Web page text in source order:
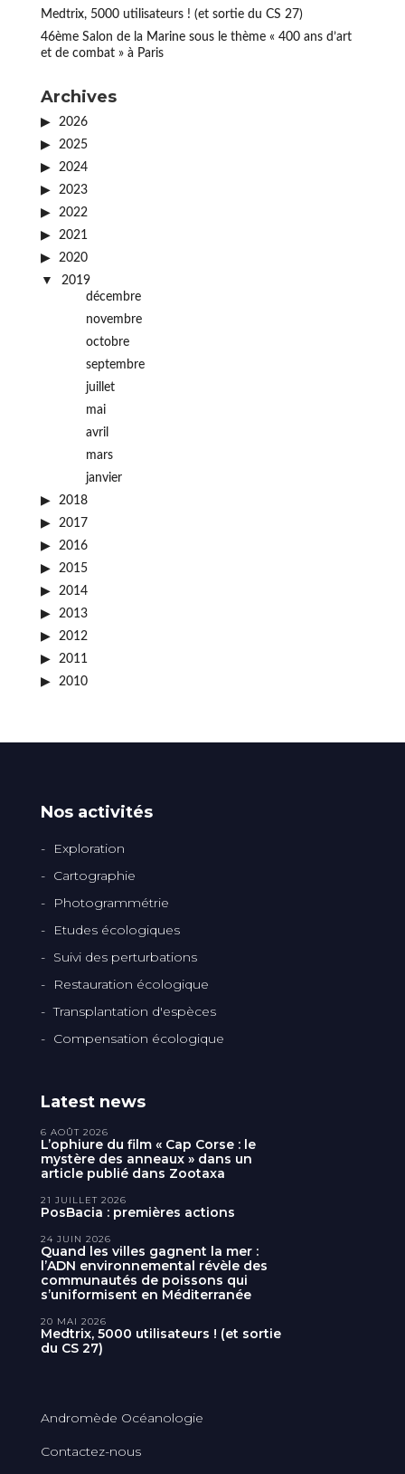
Medtrix, 5000 utilisateurs ! (et sortie du CS 27)
46ème Salon de la Marine sous le thème « 400 ans d’art
et de combat » à Paris
Archives
2026
2025
2024
2023
2022
2021
2020
2019
décembre
novembre
octobre
septembre
juillet
mai
avril
mars
janvier
2018
2017
2016
2015
2014
2013
2012
2011
2010
Nos activités
Exploration
Cartographie
Photogrammétrie
Etudes écologiques
Suivi des perturbations
Restauration écologique
Transplantation d'espèces
Compensation écologique
Latest news
L’ophiure du film « Cap Corse : le
mystère des anneaux » dans un
article publié dans Zootaxa
6 AOÛT 2026
PosBacia : premières actions
21 JUILLET 2026
Quand les villes gagnent la mer :
l’ADN environnemental révèle des
communautés de poissons qui
s’uniformisent en Méditerranée
24 JUIN 2026
Medtrix, 5000 utilisateurs ! (et sortie
du CS 27)
20 MAI 2026
Andromède Océanologie
Contactez-nous